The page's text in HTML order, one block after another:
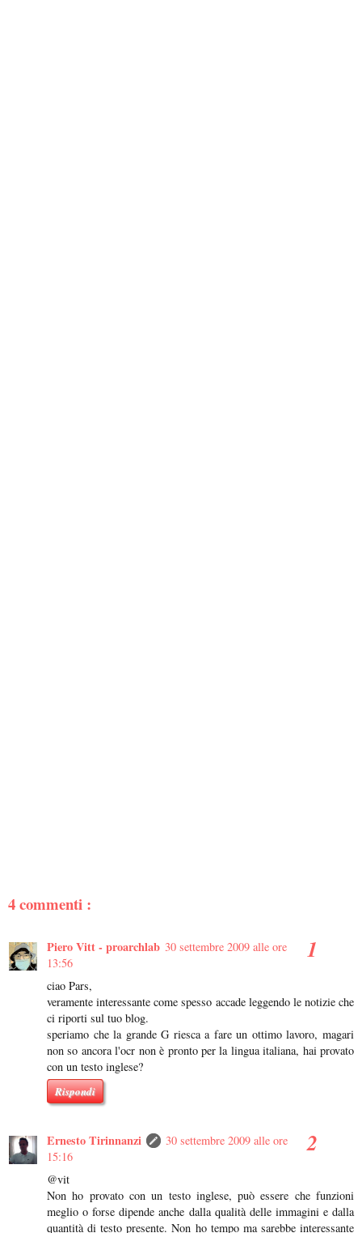
4 commenti :
Piero Vitt - proarchlab 30 settembre 2009 alle ore
13:56
ciao Pars,
veramente interessante come spesso accade leggendo le notizie che
ci riporti sul tuo blog.
speriamo che la grande G riesca a fare un ottimo lavoro, magari
non so ancora l'ocr non è pronto per la lingua italiana, hai provato
con un testo inglese?
Rispondi
Ernesto Tirinnanzi
30 settembre 2009 alle ore
15:16
@vit
Non ho provato con un testo inglese, può essere che funzioni
meglio o forse dipende anche dalla qualità delle immagini e dalla
quantità di testo presente. Non ho tempo ma sarebbe interessante